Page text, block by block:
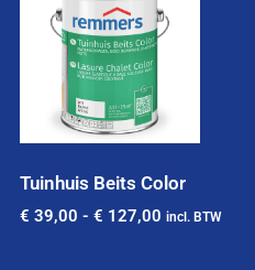
Tuinhuis Beits Color
€ 39,00 - € 127,00 incl. BTW